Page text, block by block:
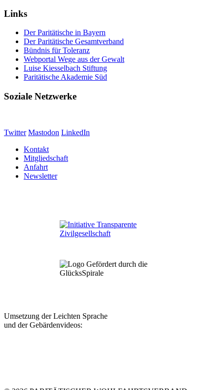
Links
Der Paritätische in Bayern
Der Paritätische Gesamtverband
Bündnis für Toleranz
Webportal Wege aus der Gewalt
Luise Kiesselbach Stiftung
Paritätische Akademie Süd
Soziale Netzwerke
Twitter Mastodon LinkedIn
Kontakt
Mitgliedschaft
Anfahrt
Newsletter
Umsetzung der Leichten Sprache
und der Gebärdenvideos: